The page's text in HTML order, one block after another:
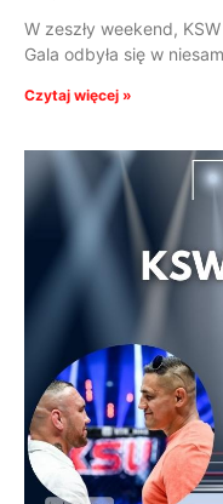
W zeszły weekend,
Gala odbyła się w
Czytaj więcej »